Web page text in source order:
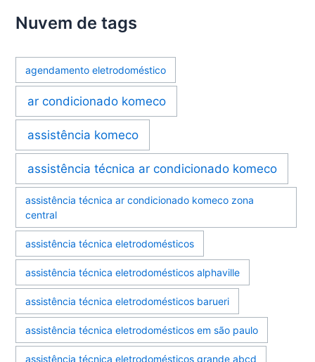
Nuvem de tags
agendamento eletrodoméstico
ar condicionado komeco
assistência komeco
assistência técnica ar condicionado komeco
assistência técnica ar condicionado komeco zona
central
assistência técnica eletrodomésticos
assistência técnica eletrodomésticos alphaville
assistência técnica eletrodomésticos barueri
assistência técnica eletrodomésticos em são paulo
assistência técnica eletrodomésticos grande abcd